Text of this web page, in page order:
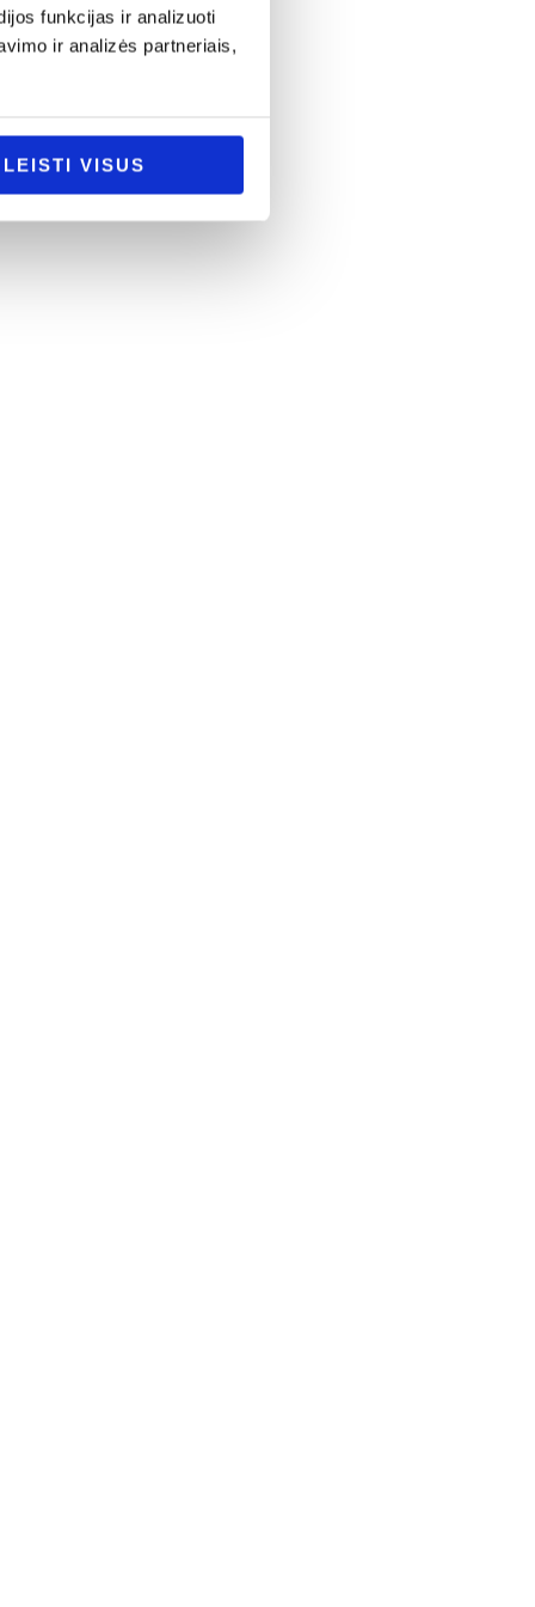
funkcijas ir analizuoti
ir analizės partneriais,
LEISTI VISUS